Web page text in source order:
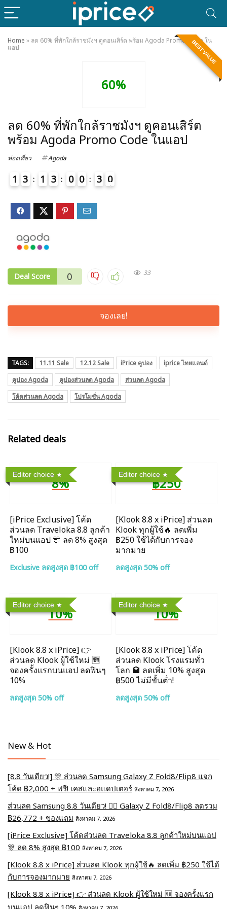
Home » ลด 60% ที่พักใกล้ราชมังฯ ดูคอนเสิร์ต พร้อม Agoda Promo Code ใน
แอป
BEST VALUE
60%
ลด 60% ที่พักใกล้ราชมังฯ ดูคอนเสิร์ต
พร้อม Agoda Promo Code ในแอป
ท่องเที่ยว Agoda
1 3 1 3 0 0 3 0
Deal Score 0 33
จองเลย!
TAGS: 11.11 Sale 12.12 Sale iPrice คูปอง
iprice ไทยแลนด์
คูปอง Agoda
คูปองส่วนลด Agoda
ส่วนลด Agoda
โค้ดส่วนลด Agoda
โปรโมชั่น Agoda
Related deals
Editor choice
8%
[iPrice Exclusive] โค้ด
ส่วนลด Traveloka 8.8 ลูกค้า
ใหม่บนแอป 🎊 ลด 8% สูงสุด​
฿100
Exclusive ลดสูงสุด ฿100 off
Editor choice
฿250
[Klook 8.8 x iPrice] ส่วนลด
Klook ทุกผู้ใช้🔥 ลดเพิ่ม
฿250 ใช้ได้กับการจอง
มากมาย
ลดสูงสุด 50% off
Editor choice
10%
[Klook 8.8 x iPrice] 👉
ส่วนลด Klook ผู้ใช้ใหม่ 🆕
จองครั้งแรกบนแอป ลดฟินๆ
10%
ลดสูงสุด 50% off
Editor choice
10%
[Klook 8.8 x iPrice] โค้ด
ส่วนลด Klook โรงแรมทั่ว
โลก 🏩 ลดเพิ่ม 10% สูงสุด
฿500 ไม่มีขั้นต่ำ!
ลดสูงสุด 50% off
New & Hot
[8.8 วันเดียว!] 🎊 ส่วนลด Samsung Galaxy Z Fold8/Flip8 แจก
โค้ด ฿2,000 + ฟรี! เคสและอแดปเตอร์ สิงหาคม 7, 2026
ส่วนลด Samsung 8.8 วันเดียว! ❤️‍🔥 Galaxy Z Fold8/Flip8 ลดรวม
฿26,772 + ของแถม สิงหาคม 7, 2026
[iPrice Exclusive] โค้ดส่วนลด Traveloka 8.8 ลูกค้าใหม่บนแอป
🎊 ลด 8% สูงสุด​ ฿100 สิงหาคม 7, 2026
[Klook 8.8 x iPrice] ส่วนลด Klook ทุกผู้ใช้🔥 ลดเพิ่ม ฿250 ใช้ได้
กับการจองมากมาย สิงหาคม 7, 2026
[Klook 8.8 x iPrice] 👉 ส่วนลด Klook ผู้ใช้ใหม่ 🆕 จองครั้งแรก
บนแอป ลดฟินๆ 10%